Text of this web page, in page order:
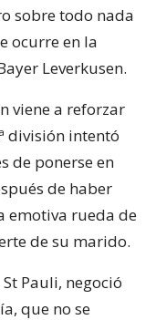
sobre todo nada
ocurre en la
Leverkusen.
viene a reforzar
división intentó
de ponerse en
de haber
emotiva rueda de
de su marido.
Pauli, negoció
que no se